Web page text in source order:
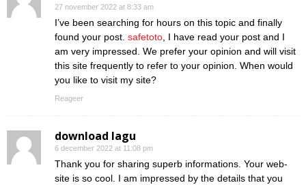
27 november 2022 at 8:33 am
I’ve been searching for hours on this topic and finally
found your post. safetoto , I have read your post and I
am very impressed. We prefer your opinion and will visit
this site frequently to refer to your opinion. When would
you like to visit my site?
Reageer
download lagu
6 december 2022 at 11:08 pm
Thank you for sharing superb informations. Your web-
site is so cool. I am impressed by the details that you